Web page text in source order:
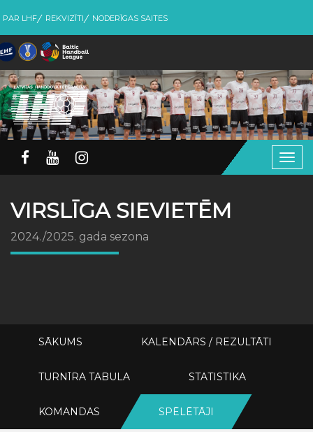
PAR LHF REKVIZĪTI NODERĪGAS SAITES
VIRSLĪGA SIEVIETĒM
2024./2025. gada sezona
SĀKUMS KALENDĀRS / REZULTĀTI
TURNĪRA TABULA STATISTIKA
KOMANDAS SPĒLĒTĀJI